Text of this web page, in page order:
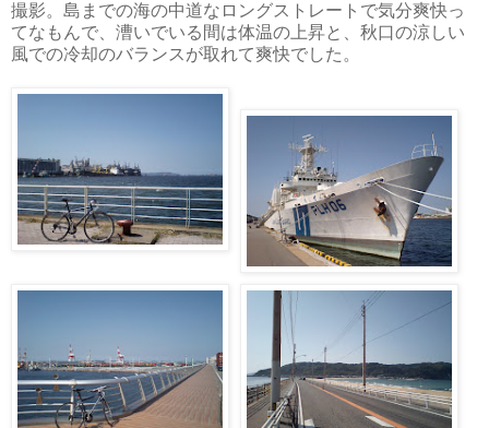
撮影。島までの海の中道なロングストレートで気分爽快っ
てなもんで、漕いでいる間は体温の上昇と、秋口の涼しい
風での冷却のバランスが取れて爽快でした。